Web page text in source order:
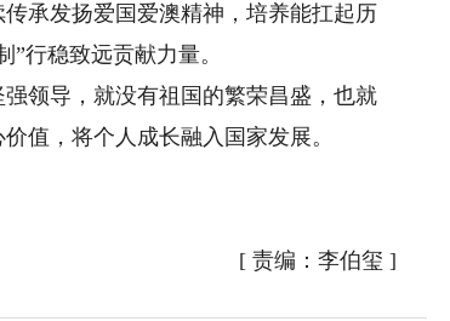
承发扬爱国爱澳精神，培养能扛起历
行稳致远贡献力量。
领导，就没有祖国的繁荣昌盛，也就
值，将个人成长融入国家发展。
[ 责编：李伯玺 ]